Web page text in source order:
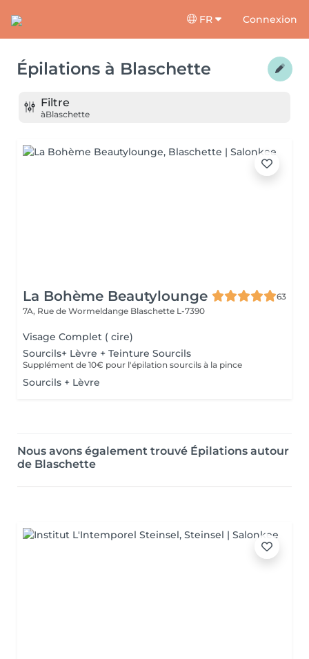
FR Connexion
Épilations à Blaschette
Filtre
àBlaschette
La Bohème Beautylounge
63
7A, Rue de Wormeldange Blaschette L-7390
Visage Complet ( cire)
Sourcils+ Lèvre + Teinture Sourcils
Supplément de 10€ pour l'épilation sourcils à la pince
Sourcils + Lèvre
Nous avons également trouvé Épilations autour
de Blaschette